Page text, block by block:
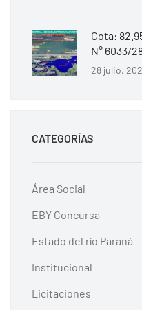
Cota:
N° 6033/
28 julio,
CATEGORÍAS
Área Social
EBY Concursa
Estado del río Paraná
Institucional
Licitaciones